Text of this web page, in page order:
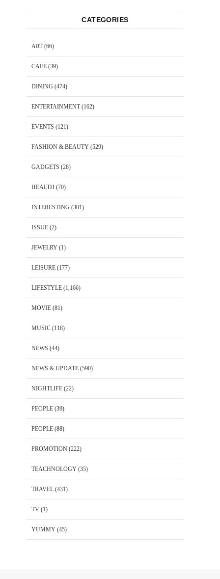
CATEGORIES
ART(66)
CAFE (39)
DINING (474)
ENTERTAINMENT(162)
EVENTS (121)
FASHION & BEAUTY (529)
GADGETS (28)
HEALTH (70)
INTERESTING (301)
ISSUE (2)
JEWELRY (1)
LEISURE (177)
LIFESTYLE (1,166)
MOVIE (81)
MUSIC (118)
NEWS (44)
NEWS & UPDATE (590)
NIGHTLIFE (22)
PEOPLE (39)
PEOPLE (88)
PROMOTION (222)
TEACHNOLOGY (35)
TRAVEL (431)
TV (1)
YUMMY (45)